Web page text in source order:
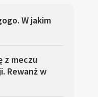
W jakim
z meczu
Rewanż w